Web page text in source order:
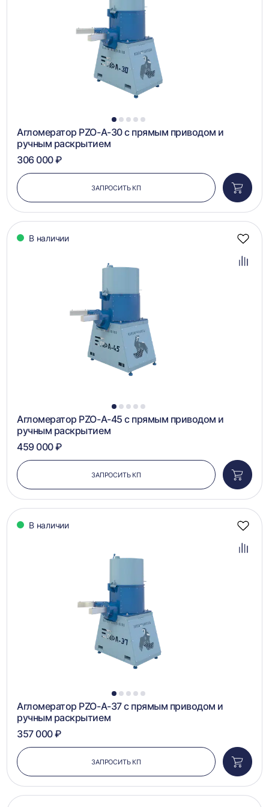
1 2 3 4 5
Агломератор PZO-А-30 с прямым приводом и
ручным раскрытием
306 000 ₽
ЗАПРОСИТЬ КП
в
В наличии
1 2 3 4 5
Агломератор PZO-А-45 с прямым приводом и
ручным раскрытием
459 000 ₽
ЗАПРОСИТЬ КП
в
В наличии
1 2 3 4 5
Агломератор PZO-А-37 с прямым приводом и
ручным раскрытием
357 000 ₽
ЗАПРОСИТЬ КП
в